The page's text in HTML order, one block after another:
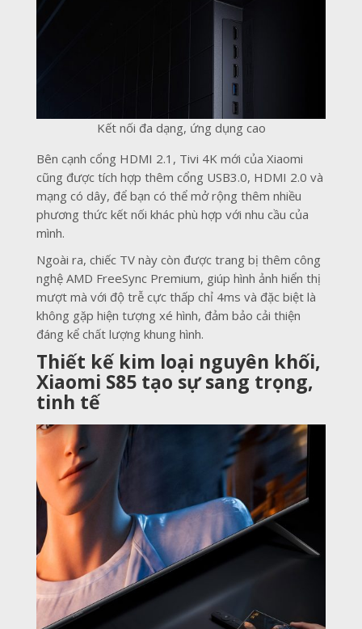
Kết nối đa dạng, ứng dụng cao
Bên cạnh cổng HDMI 2.1, Tivi 4K mới của Xiaomi
cũng được tích hợp thêm cổng USB3.0, HDMI 2.0 và
mạng có dây, để bạn có thể mở rộng thêm nhiều
phương thức kết nối khác phù hợp với nhu cầu của
mình.
Ngoài ra, chiếc TV này còn được trang bị thêm công
nghệ AMD FreeSync Premium, giúp hình ảnh hiển thị
mượt mà với độ trễ cực thấp chỉ 4ms và đặc biệt là
không gặp hiện tượng xé hình, đảm bảo cải thiện
đáng kể chất lượng khung hình.
Thiết kế kim loại nguyên khối,
Xiaomi S85 tạo sự sang trọng,
tinh tế